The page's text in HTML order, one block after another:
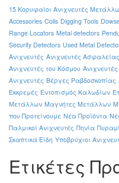
15 Κορυφαίοι Ανιχνευτές
Accessories Coils Digging Tools
Range Locators Metal detectors
Security Detectors Used Metal
Ανιχνευτές Ανιχνευτές Ασφαλείας
Ανιχνευτές του Κόσμου
Ανιχνευτές Βέργες Ραβδοσκοπίας
Εκκρεμές Εντοπισμός Καλωδίων
Μετάλλων Μαγνήτες Μετάλλων
που Προτείνουμε Νέα Προϊόντα
Παλμικοί Ανιχνευτές Πηνία
Σκαπτικά Είδη Υποβρύχιοι
Ετικέτες